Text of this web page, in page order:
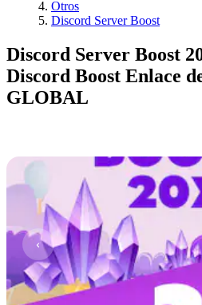
Otros
Discord Server Boost
Discord Server Boost
Discord Boost Enlace
GLOBAL